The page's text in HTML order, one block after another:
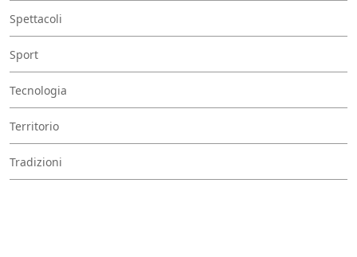
Spettacoli
Sport
Tecnologia
Territorio
Tradizioni